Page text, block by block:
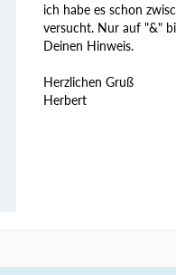
ich habe es schon
versucht. Nur auf "&"
Deinen Hinweis.
Herzlichen Gruß
Herbert